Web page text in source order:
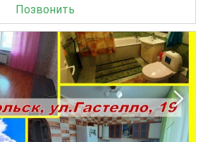
Позвонить